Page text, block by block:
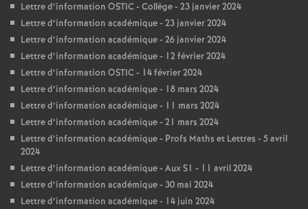
Lettre d’information OSTIC - Collège - 23 janvier 2024
Lettre d’information académique - 23 janvier 2024
Lettre d’information académique - 26 janvier 2024
Lettre d’information académique - 12 février 2024
Lettre d’information OSTIC - 14 février 2024
Lettre d’information académique - 18 mars 2024
Lettre d’information académique - 11 mars 2024
Lettre d’information académique - 21 mars 2024
Lettre d’information académique - Profs Maths et Lettres - 5 avril
2024
Lettre d’information académique - Aux S1 - 11 avril 2024
Lettre d’information académique - 30 mai 2024
Lettre d’information académique - 14 juin 2024